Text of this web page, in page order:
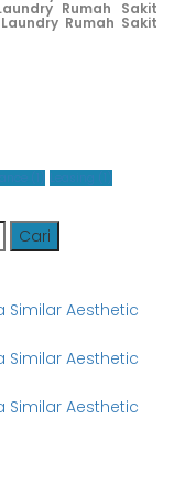
Rumah Sakit
Rumah Sakit
Similar Aesthetic
Similar Aesthetic
Similar Aesthetic